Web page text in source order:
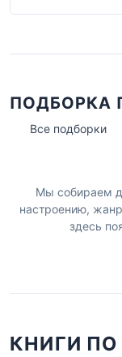
ПОДБОРКА
Все подборки
Мы собираем
настроению,
здесь
КНИГИ